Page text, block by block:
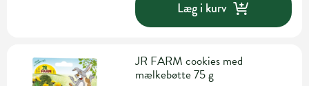
Læg i kurv
JR FARM cookies med
mælkebøtte 75 g